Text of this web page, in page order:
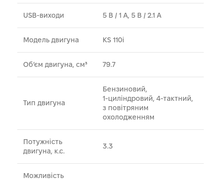
USB‑виходи 5 В / 1 A, 5 В / 2.1 A
Модель двигуна KS 110i
Об’єм двигуна, см³ 79.7
Тип двигуна
Бензиновий,
1‑циліндровий, 4‑тактний,
з повітряним
охолодженням
Потужність
двигуна, к.с.
3.3
Можливість